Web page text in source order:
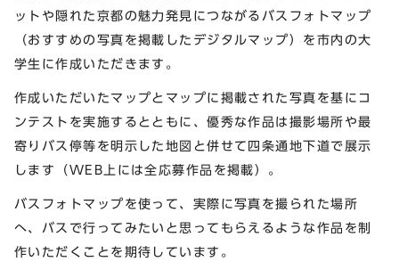
ットや隠れた京都の魅力発見につながるバスフォトマップ
（おすすめの写真を掲載したデジタルマップ）を市内の大
学生に作成いただきます。
作成いただいたマップとマップに掲載された写真を基にコ
ンテストを実施するとともに、優秀な作品は撮影場所や最
寄りバス停等を明示した地図と併せて四条通地下道で展示
します（WEB上には全応募作品を掲載）。
バスフォトマップを使って、実際に写真を撮られた場所
へ、バスで行ってみたいと思ってもらえるような作品を制
作いただくことを期待しています。